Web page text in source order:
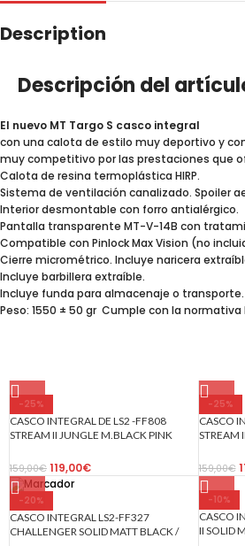
Description
Descripción del
El nuevo MT Targo S casco integral
con una calota de estilo muy deportivo y
muy competitivo por las prestaciones que
Calota de resina termoplástica HIRP.
Sistema de ventilación canalizado. Spoiler
Interior desmontable con forro antialérgico.
Pantalla transparente MT-V-14B con
Compatible con Pinlock Max Vision (no
Cierre micrométrico. Incluye naricera
Incluye barbillera extraíble.
Incluye funda para almacenaje o transporte.
Peso: 1550 ± 50 gr Cumple con la normativa
-25%
CASCO INTEGRAL DE LS2 -FF808
STREAM II JUNGLE M.BLACK PINK
AZUL
159,00€ 119,00€
-25%
CASCO
STREAM
159,00€
-20%
CASCO INTEGRAL LS2-FF327
CHALLENGER SOLID MATT BLACK /
-10%
CASCO
II SOLID